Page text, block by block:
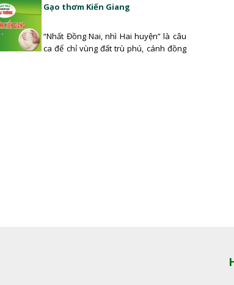
Gạo thơm Kiến Giang
“Nhất Đồng Nai, nhì Hai huyện” là câu
ca để chỉ vùng đất trù phú, cánh đồng